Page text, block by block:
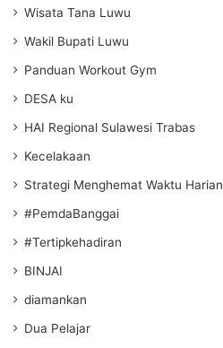
Wisata Tana Luwu
Wakil Bupati Luwu
Panduan Workout Gym
DESA ku
HAI Regional Sulawesi Trabas
Kecelakaan
Strategi Menghemat Waktu Harian
#PemdaBanggai
#Tertipkehadiran
BINJAI
diamankan
Dua Pelajar